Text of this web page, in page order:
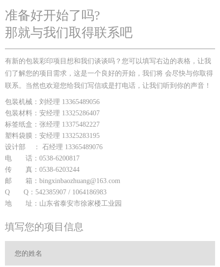
准备好开始了吗?
那就与我们取得联系吧
有新的包装彩印项目想和我们谈谈吗？您可以填写右边的表格，让我
们了解您的项目需求，这是一个良好的开始，我们将 会尽快与你取得
联系。当然也欢迎您给我们写信或是打电话，让我们听到你的声音！
包装机械：刘经理 13365489056
包装材料：安经理 13325286407
标签纸盒：张经理 13375482227
塑料袋膜：安经理 13325283195
设计部 ： 石经理 13365489076
电 话：0538-6200817
传 真：0538-6203244
邮 箱：bingxinbaozhuang@163.com
Q Q：542385907 / 1064186983
地 址：山东省泰安市徐家楼工业园
填写您的项目信息